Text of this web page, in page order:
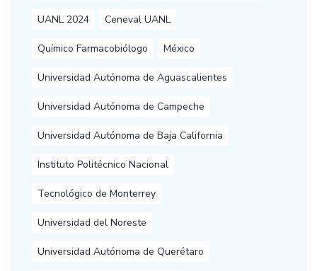
UANL 2024 Ceneval UANL
Químico Farmacobiólogo México
Universidad Autónoma de Aguascalientes
Universidad Autónoma de Campeche
Universidad Autónoma de Baja California
Instituto Politécnico Nacional
Tecnológico de Monterrey
Universidad del Noreste
Universidad Autónoma de Querétaro